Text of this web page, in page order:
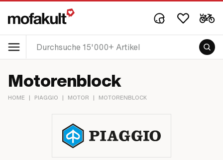
Motorenblock
HOME | PIAGGIO | MOTOR | MOTORENBLOCK